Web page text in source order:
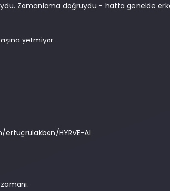
Zamanlama doğruydu – hatta genelde
yetmiyor.
ertugrulakben/HYRVE-AI